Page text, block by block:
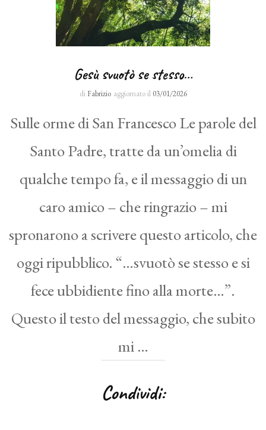
Gesù svuotò se stesso…
di Fabrizio aggiornato il 03/01/2026
Sulle orme di San Francesco Le parole del
Santo Padre, tratte da un’omelia di
qualche tempo fa, e il messaggio di un
caro amico – che ringrazio – mi
spronarono a scrivere questo articolo, che
oggi ripubblico. “…svuotò se stesso e si
fece ubbidiente fino alla morte…”.
Questo il testo del messaggio, che subito
mi …
Condividi: